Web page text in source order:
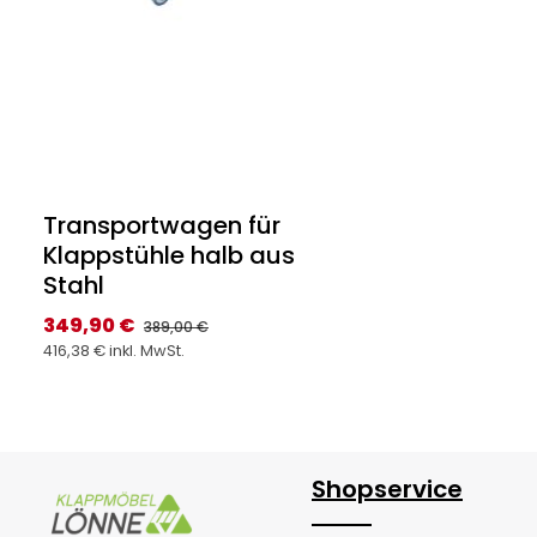
Transportwagen für
Klappstühle halb aus
Stahl
Verkaufspreis:
349,90 € Regulärer Preis:
389,00 €
416,38 € inkl. MwSt.
Shopservice